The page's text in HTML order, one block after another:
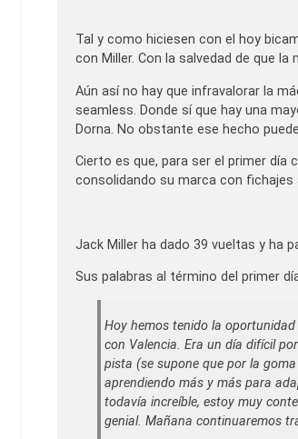
Tal y como hiciesen con el hoy
con Miller. Con la salvedad de que la
Aún así no hay que infravalorar la
seamless. Donde sí que hay una
Dorna. No obstante ese hecho
Cierto es que, para ser el primer día
consolidando su marca con fichajes
Jack Miller ha dado 39 vueltas y ha
Sus palabras al término del primer
Hoy hemos tenido la
con Valencia. Era un día difícil
pista (se supone que por la
aprendiendo más y más para
todavía increíble, estoy muy
genial. Mañana continuaremos